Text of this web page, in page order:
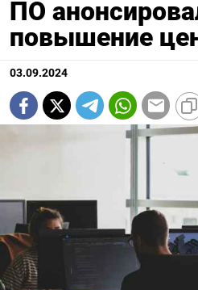
ПО
повышение
03.09.2024